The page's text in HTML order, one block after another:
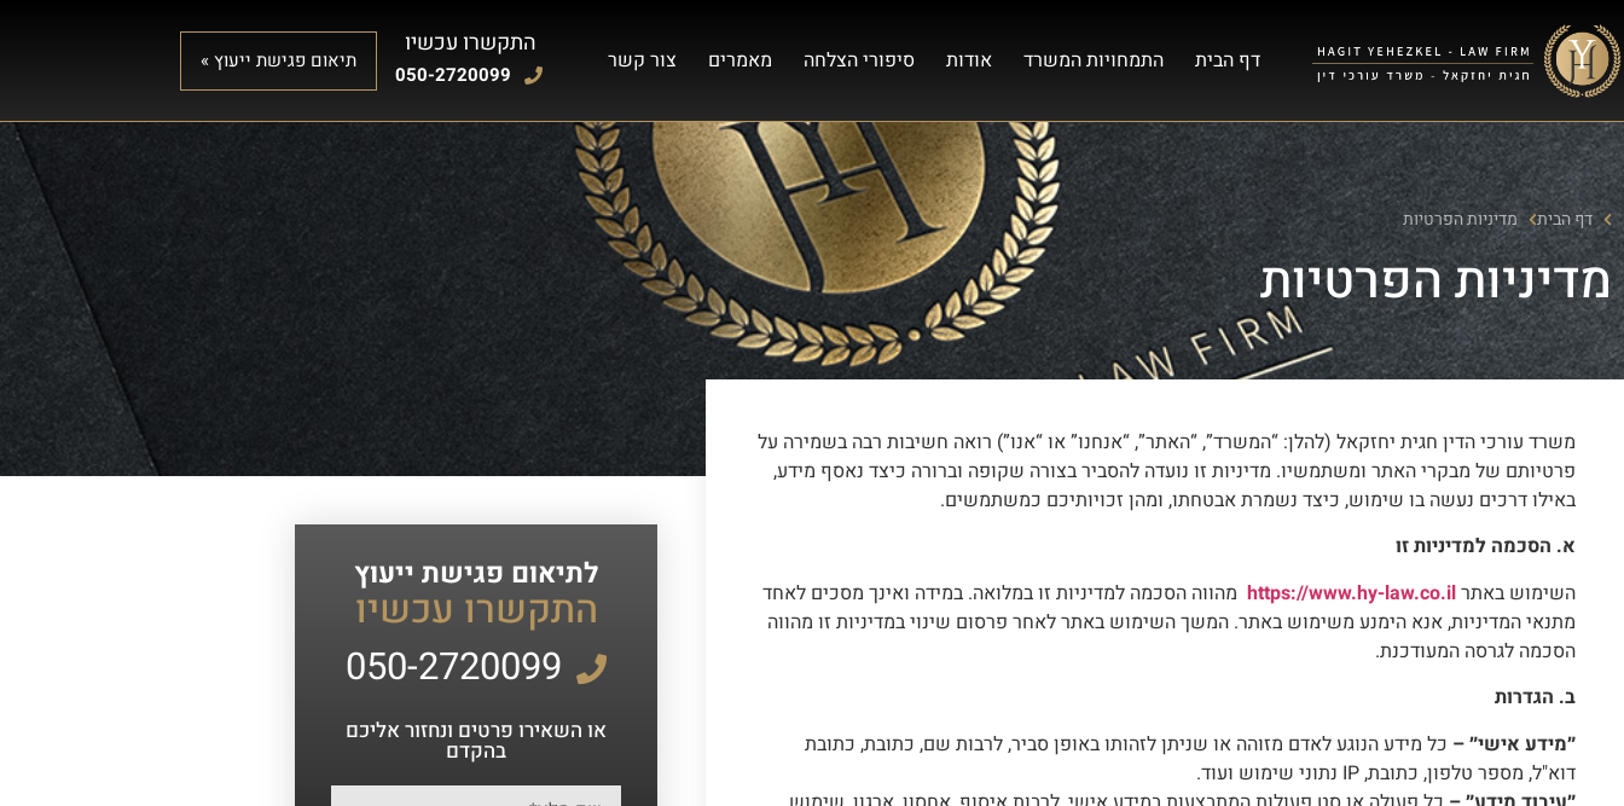
דף הבית התמחויות המשרד אודות סיפורי הצלחה מאמרים צור קשר
התקשרו עכשיו
050-2720099
תיאום פגישת ייעוץ »
דף הבית מדיניות הפרטיות
מדיניות הפרטיות
משרד עורכי הדין חגית יחזקאל (להלן: “המשרד”, “האתר”, “אנחנו” או “אנו”) רואה חשיבות רבה בשמירה על
פרטיותם של מבקרי האתר ומשתמשיו. מדיניות זו נועדה להסביר בצורה שקופה וברורה כיצד נאסף מידע,
באילו דרכים נעשה בו שימוש, כיצד נשמרת אבטחתו, ומהן זכויותיכם כמשתמשים.
א. הסכמה למדיניות זו
השימוש באתרhttps://www.hy-law.co.il מהווה הסכמה למדיניות זו במלואה. במידה ואינך מסכים לאחד
מתנאי המדיניות, אנא הימנע משימוש באתר. המשך השימוש באתר לאחר פרסום שינוי במדיניות זו מהווה
הסכמה לגרסה המעודכנת.
ב. הגדרות
״מידע אישי״ – כל מידע הנוגע לאדם מזוהה או שניתן לזהותו באופן סביר, לרבות שם, כתובת, כתובת
דוא"ל, מספר טלפון, כתובת, IP נתוני שימוש ועוד.
לתיאום פגישת ייעוץ
התקשרו עכשיו
050-2720099
או השאירו פרטים ונחזור אליכם
בהקדם